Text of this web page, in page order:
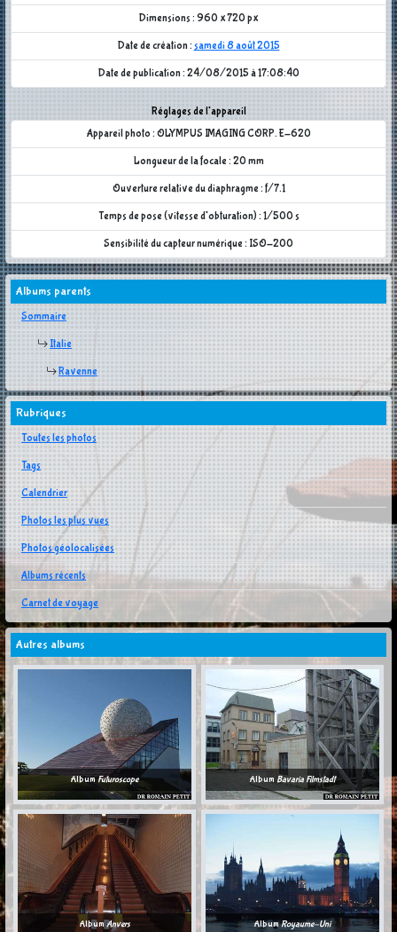
Dimensions : 960 x 720 px
Date de création : samedi 8 août 2015
Date de publication : 24/08/2015 à 17:08:40
Réglages de l'appareil
Appareil photo : OLYMPUS IMAGING CORP. E-620
Longueur de la focale : 20 mm
Ouverture relative du diaphragme : f/7.1
Temps de pose (vitesse d'obturation) : 1/500 s
Sensibilité du capteur numérique : ISO-200
Albums parents
Sommaire
Italie
Ravenne
Rubriques
Toutes les photos
Tags
Calendrier
Photos les plus vues
Photos géolocalisées
Albums récents
Carnet de voyage
Autres albums
AlbumFuturoscope Album Bavaria Filmstadt
Album Anvers AlbumRoyaume-Uni